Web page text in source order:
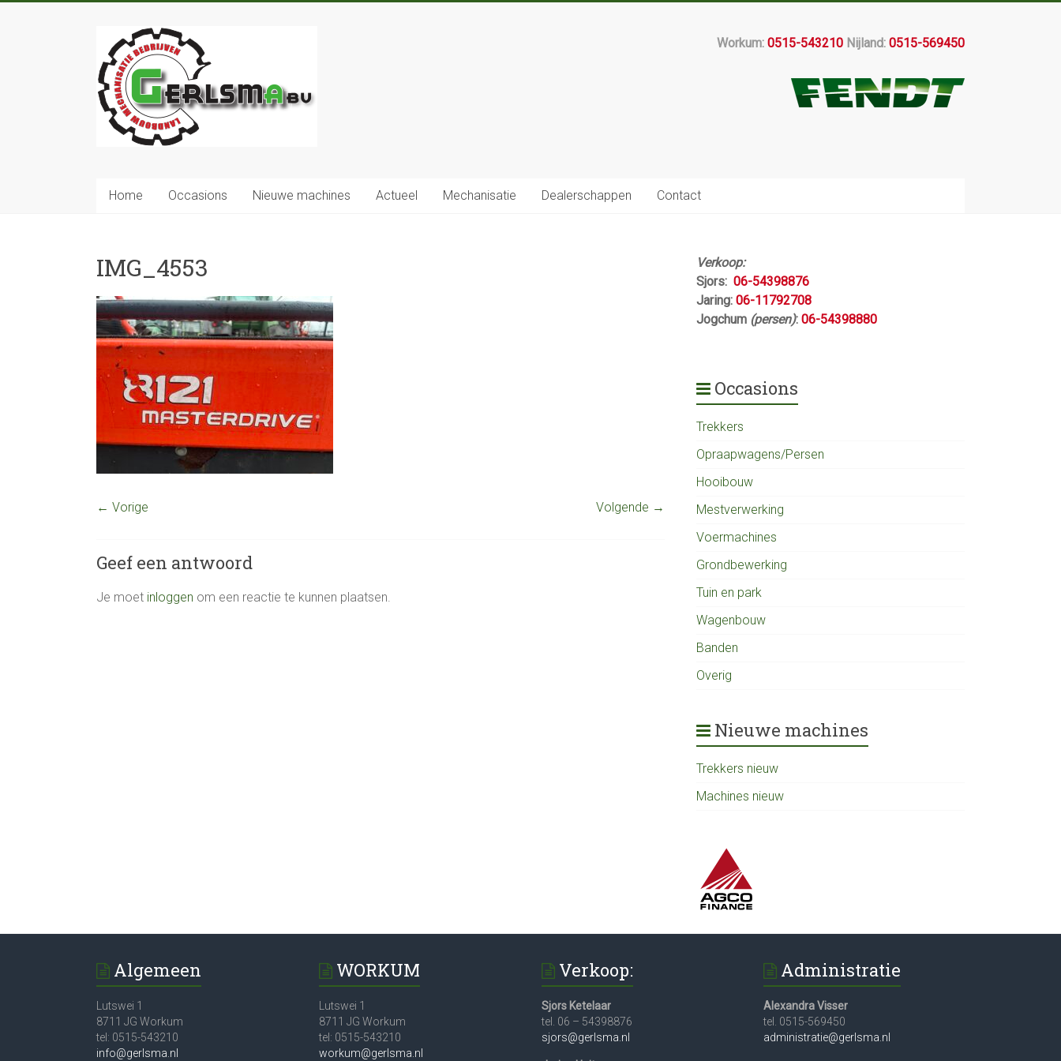
Workum: 0515-543210 Nijland: 0515-569450
Home Occasions Nieuwe machines Actueel Mechanisatie Dealerschappen Contact
IMG_4553
← Vorige Volgende →
Geef een antwoord
Je moet inloggen om een reactie te kunnen plaatsen.
Verkoop:
Sjors:06-54398876
Jaring:06-11792708
Jogchum (persen): 06-54398880
Occasions
Trekkers
Opraapwagens/Persen
Hooibouw
Mestverwerking
Voermachines
Grondbewerking
Tuin en park
Wagenbouw
Banden
Overig
Nieuwe machines
Trekkers nieuw
Machines nieuw
Algemeen
Lutswei 1
8711 JG Workum
tel: 0515-543210
info@gerlsma.nl
WORKUM
Lutswei 1
8711 JG Workum
tel: 0515-543210
workum@gerlsma.nl
Verkoop:
Sjors Ketelaar
tel. 06 – 54398876
sjors@gerlsma.nl
Administratie
Alexandra Visser
tel. 0515-569450
administratie@gerlsma.nl